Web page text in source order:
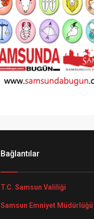
Bağlantılar
T.C. Samsun Valiliği
Samsun Emniyet Müdürlüğü